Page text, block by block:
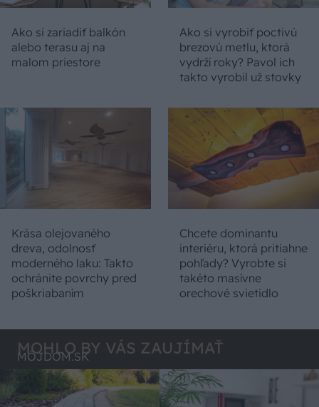
Ako si zariadiť balkón
alebo terasu aj na
malom priestore
Ako si vyrobiť poctivú
brezovú metlu, ktorá
vydrží roky? Pavol ich
takto vyrobil už stovky
Krása olejovaného
dreva, odolnosť
moderného laku: Takto
ochránite povrchy pred
poškriabaním
Chcete dominantu
interiéru, ktorá pritiahne
pohľady? Vyrobte si
takéto masívne
orechové svietidlo
MOHLO BY VÁS ZAUJÍMAŤ
MÔJDOM.SK